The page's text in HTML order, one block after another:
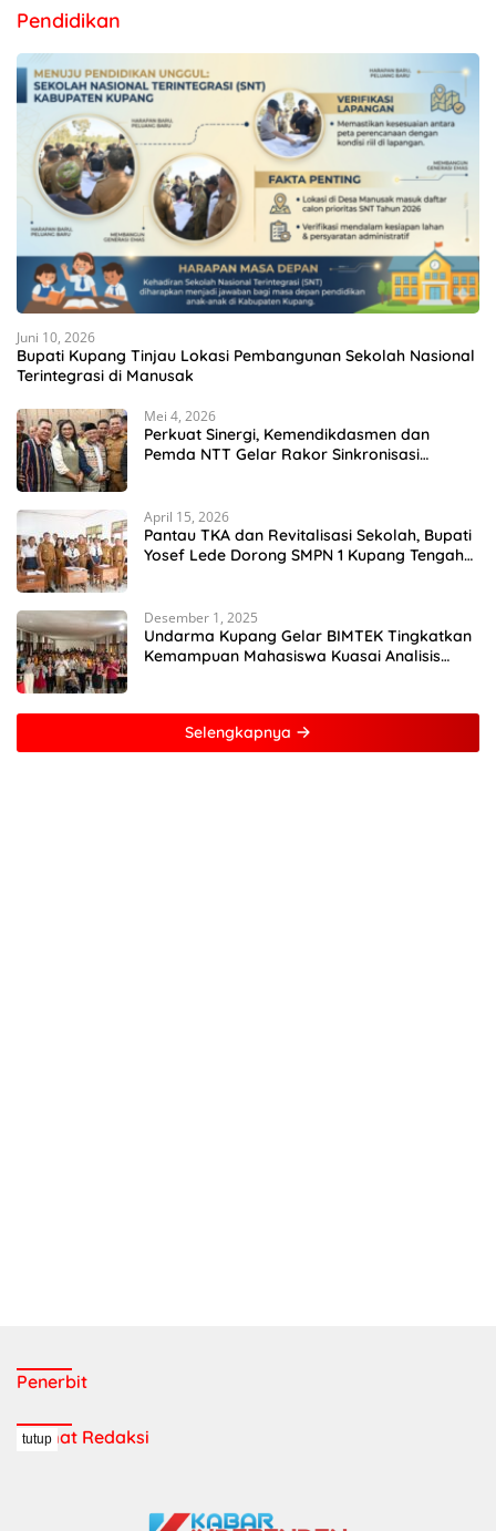
Pendidikan
Juni 10, 2026
Bupati Kupang Tinjau Lokasi Pembangunan Sekolah Nasional
Terintegrasi di Manusak
Mei 4, 2026
Perkuat Sinergi, Kemendikdasmen dan
Pemda NTT Gelar Rakor Sinkronisasi
April 15, 2026
Pantau TKA dan Revitalisasi Sekolah, Bupati
Yosef Lede Dorong SMPN 1 Kupang Tengah
Desember 1, 2025
Undarma Kupang Gelar BIMTEK Tingkatkan
Kemampuan Mahasiswa Kuasai Analisis
Selengkapnya
Penerbit
Alamat Redaksi
tutup